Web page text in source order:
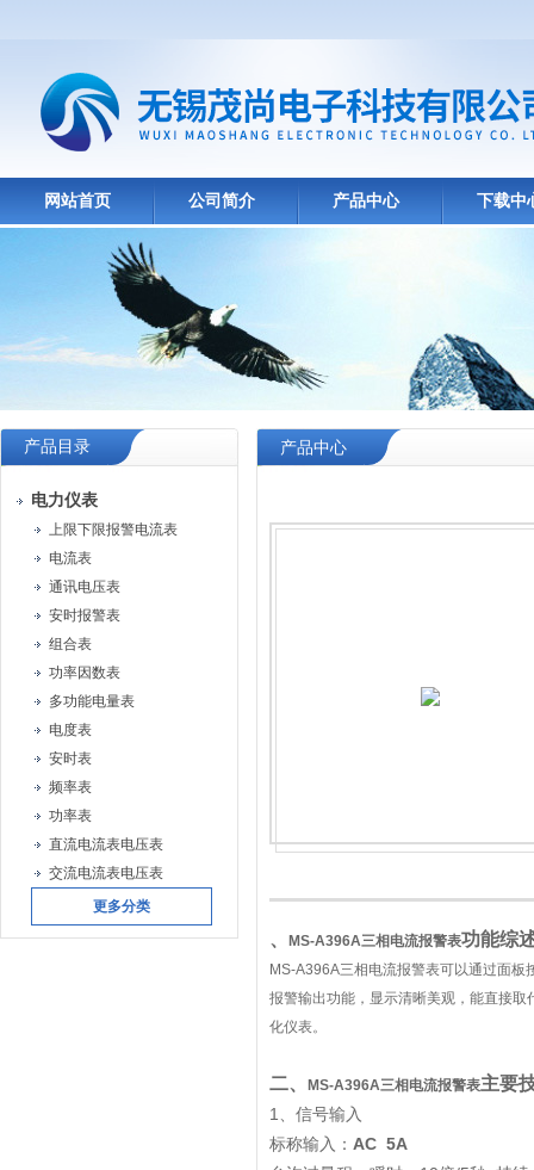
网站首页 公司简介 产品中心 下载中
产品目录
电力仪表
上限下限报警电流表
电流表
通讯电压表
安时报警表
组合表
功率因数表
多功能电量表
电度表
安时表
频率表
功率表
直流电流表电压表
交流电流表电压表
更多分类
产品中心
、 MS-A396A三相电流报警表功能综
MS-A396A三相电流报警表可以通过面板
报警输出功能，显示清晰美观，能直接
化仪表。
二、 MS-A396A三相电流报警表主要
1 、信号输入
标称输入： AC 5A